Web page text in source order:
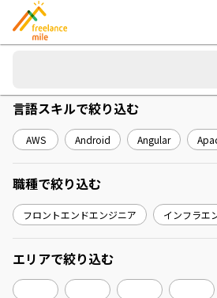
言語スキルで絞り込む
AWS Android Angular
職種で絞り込む
フロントエンドエンジニア インフラエ
エリアで絞り込む